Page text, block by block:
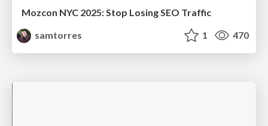
Mozcon NYC 2025: Stop Losing SEO Traffic
samtorres
1 470